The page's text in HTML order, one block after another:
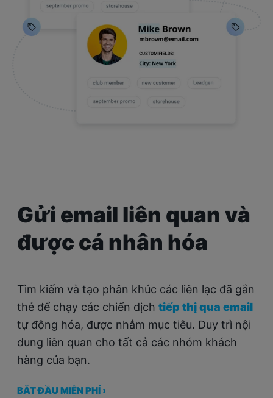
Gửi email liên quan và
được cá nhân hóa
Tìm kiếm và tạo phân khúc các liên lạc đã gắn
thẻ để chạy các chiến dịch tiếp thị qua email
tự động hóa, được nhắm mục tiêu. Duy trì nội
dung liên quan cho tất cả các nhóm khách
hàng của bạn.
BẮT ĐẦU MIỄN PHÍ ›